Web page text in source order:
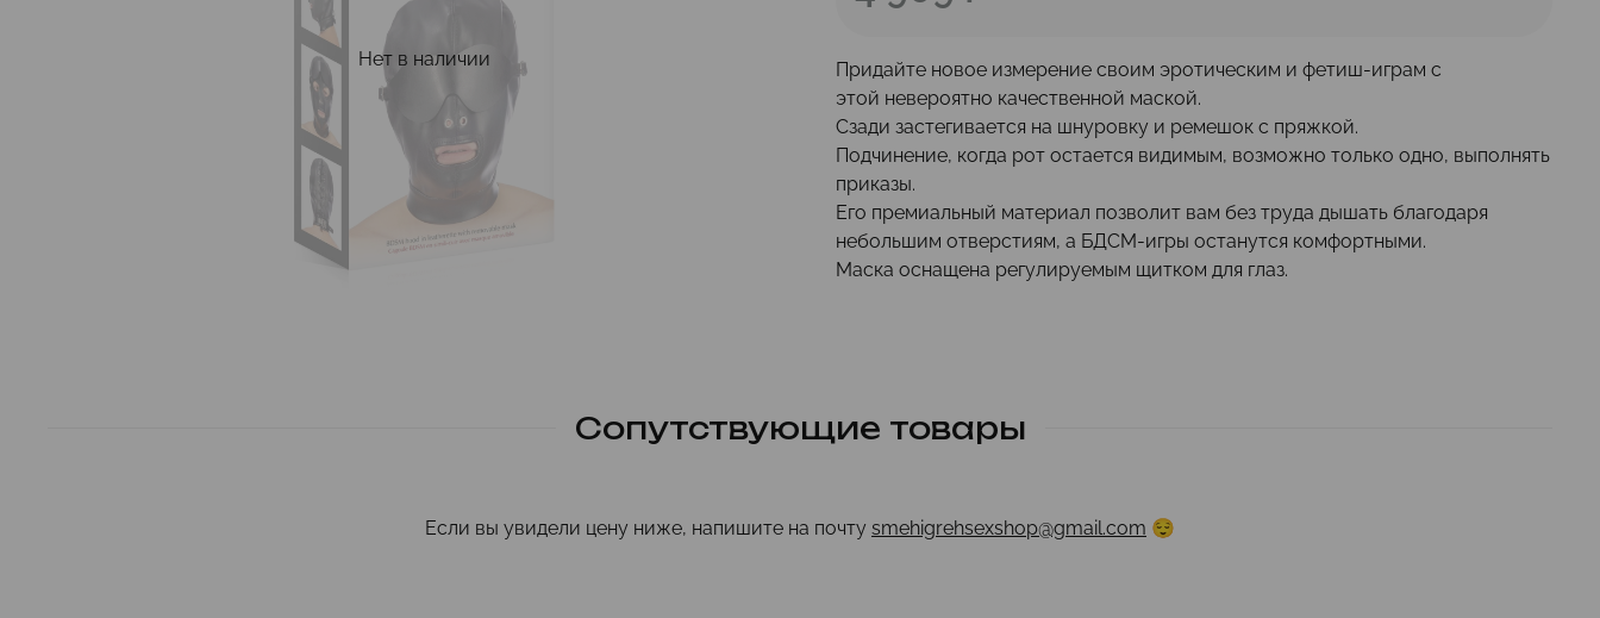
Нет в наличии
Придайте новое измерение своим эротическим и фетиш-играм с
этой невероятно качественной маской.
Сзади застегивается на шнуровку и ремешок с пряжкой.
Подчинение, когда рот остается видимым, возможно только одно, выполнять
приказы.
Его премиальный материал позволит вам без труда дышать благодаря
небольшим отверстиям, а БДСМ-игры останутся комфортными.
Маска оснащена регулируемым щитком для глаз.
Сопутствующие товары
Если вы увидели цену ниже, напишите на почту smehigrehsexshop@gmail.com 😌